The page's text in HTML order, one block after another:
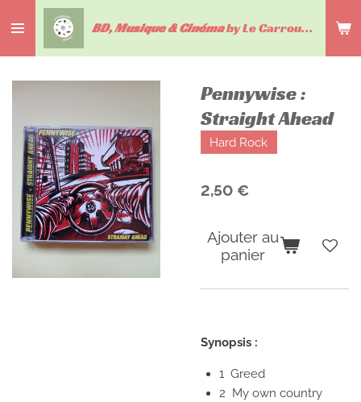
au
contenu
BD, Musique & Cinémaby Le Carrousel du livre
Pennywise :
Straight Ahead
Hard Rock
2,50 €
Ajouter au
panier
Synopsis :
1 Greed
2 My own country